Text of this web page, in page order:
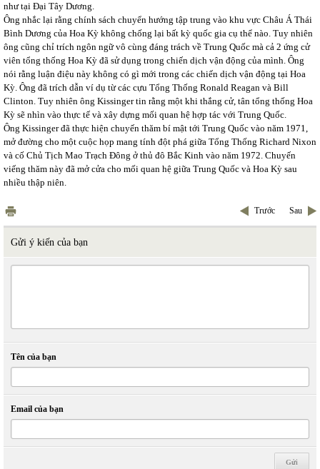
như tại Đại Tây Dương.
Ông nhắc lại rằng chính sách chuyển hướng tập trung vào khu vực Châu Á Thái
Bình Dương của Hoa Kỳ không chống lại bất kỳ quốc gia cụ thể nào. Tuy nhiên
ông cũng chỉ trích ngôn ngữ vô cùng đáng trách về Trung Quốc mà cả 2 ứng cử
viên tổng thống Hoa Kỳ đã sử dụng trong chiến dịch vận động của mình. Ông
nói rằng luận điệu này không có gì mới trong các chiến dịch vận động tại Hoa
Kỳ. Ông đã trích dẫn ví dụ từ các cựu Tổng Thống Ronald Reagan và Bill
Clinton. Tuy nhiên ông Kissinger tin rằng một khi thắng cử, tân tổng thống Hoa
Kỳ sẽ nhìn vào thực tế và xây dựng mối quan hệ hợp tác với Trung Quốc.
Ông Kissinger đã thực hiện chuyến thăm bí mật tới Trung Quốc vào năm 1971,
mở đường cho một cuộc họp mang tính đột phá giữa Tổng Thống Richard Nixon
và cố Chủ Tịch Mao Trạch Đông ở thủ đô Bắc Kinh vào năm 1972. Chuyến
viếng thăm này đã mở cửa cho mối quan hệ giữa Trung Quốc và Hoa Kỳ sau
nhiều thập niên.
Trước Sau
Gửi ý kiến của bạn
Tên của bạn
Email của bạn